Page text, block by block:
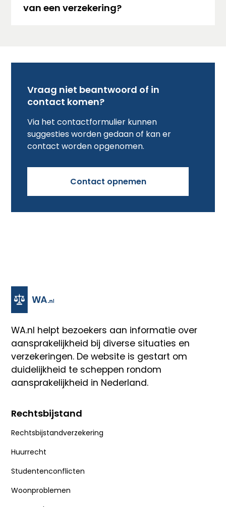
van een verzekering?
Vraag niet beantwoord of in
contact komen?
Via het contactformulier kunnen
suggesties worden gedaan of kan er
contact worden opgenomen.
Contact opnemen
WA.nl helpt bezoekers aan informatie over
aansprakelijkheid bij diverse situaties en
verzekeringen. De website is gestart om
duidelijkheid te scheppen rondom
aansprakelijkheid in Nederland.
Rechtsbijstand
Rechtsbijstandverzekering
Huurrecht
Studentenconflicten
Woonproblemen